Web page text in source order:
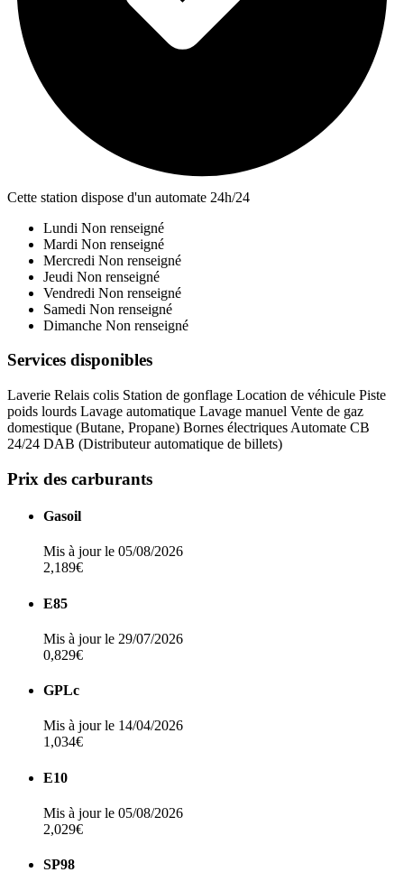
Cette station dispose d'un automate 24h/24
Lundi Non renseigné
Mardi Non renseigné
Mercredi Non renseigné
Jeudi Non renseigné
Vendredi Non renseigné
Samedi Non renseigné
Dimanche Non renseigné
Services disponibles
Laverie Relais colis Station de gonflage Location de véhicule Piste
poids lourds Lavage automatique Lavage manuel Vente de gaz
domestique (Butane, Propane) Bornes électriques Automate CB
24/24 DAB (Distributeur automatique de billets)
Prix des carburants
Gasoil
Mis à jour le 05/08/2026
2,189€
E85
Mis à jour le 29/07/2026
0,829€
GPLc
Mis à jour le 14/04/2026
1,034€
E10
Mis à jour le 05/08/2026
2,029€
SP98